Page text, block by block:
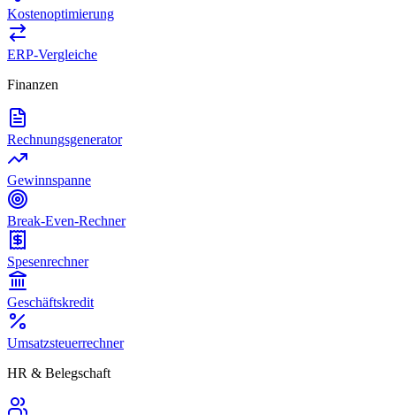
Kostenoptimierung
ERP-Vergleiche
Finanzen
Rechnungsgenerator
Gewinnspanne
Break-Even-Rechner
Spesenrechner
Geschäftskredit
Umsatzsteuerrechner
HR & Belegschaft